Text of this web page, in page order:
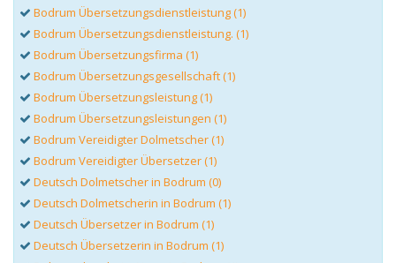
Bodrum Übersetzungsdienstleistung (1)
Bodrum Übersetzungsdienstleistung. (1)
Bodrum Übersetzungsfirma (1)
Bodrum Übersetzungsgesellschaft (1)
Bodrum Übersetzungsleistung (1)
Bodrum Übersetzungsleistungen (1)
Bodrum Vereidigter Dolmetscher (1)
Bodrum Vereidigter Übersetzer (1)
Deutsch Dolmetscher in Bodrum (0)
Deutsch Dolmetscherin in Bodrum (1)
Deutsch Übersetzer in Bodrum (1)
Deutsch Übersetzerin in Bodrum (1)